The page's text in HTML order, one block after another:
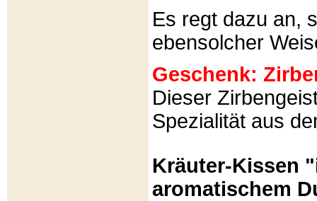
Es regt dazu an,
ebensolcher
Geschenk:
Dieser
Spezialität aus
Kräuter-Kissen
aromatischem